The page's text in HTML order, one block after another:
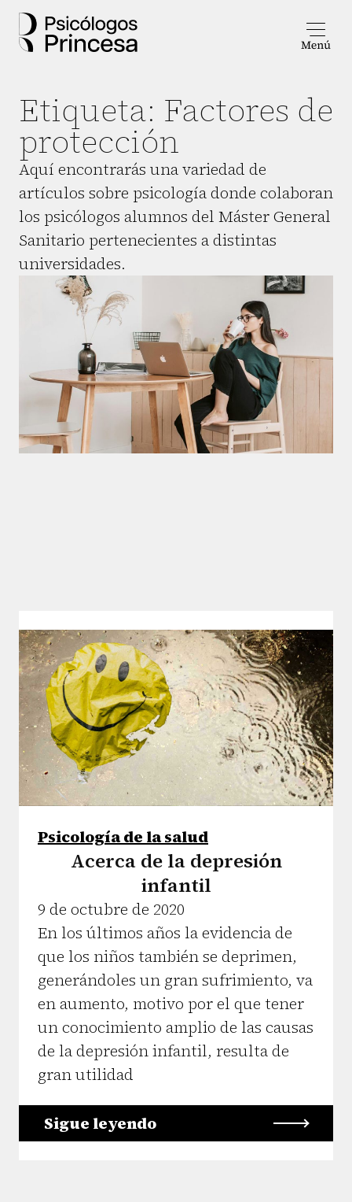
Etiqueta: Factores de
protección
Aquí encontrarás una variedad de
artículos sobre psicología donde colaboran
los psicólogos alumnos del Máster General
Sanitario pertenecientes a distintas
universidades.
Psicología de la salud
Acerca de la depresión
infantil
9 de octubre de 2020
En los últimos años la evidencia de
que los niños también se deprimen,
generándoles un gran sufrimiento, va
en aumento, motivo por el que tener
un conocimiento amplio de las causas
de la depresión infantil, resulta de
gran utilidad
Sigue leyendo